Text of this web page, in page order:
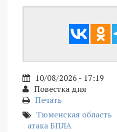
10/08/2026 - 17:19
Повестка дня
Печать
Тюменская область
атака БПЛА